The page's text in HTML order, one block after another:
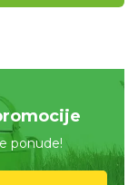
ponude!